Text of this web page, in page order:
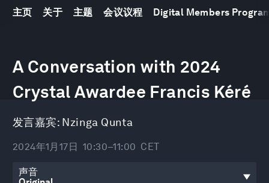
主页 关于 主题 会议议程 Digital Members
A Conversation with 2024
Crystal Awardee Francis Kéré
发言嘉宾: Nzinga Qunta
2024年1月17日 10:30–11:00 CET
声音
seconds
of
minutes,
52